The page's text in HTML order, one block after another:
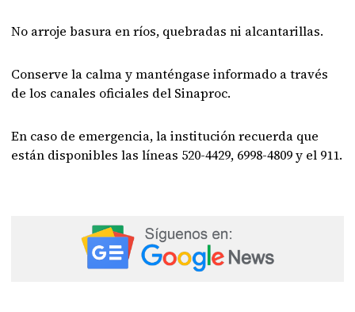
No arroje basura en ríos, quebradas ni alcantarillas.
Conserve la calma y manténgase informado a través
de los canales oficiales del Sinaproc.
En caso de emergencia, la institución recuerda que
están disponibles las líneas 520-4429, 6998-4809 y el 911.